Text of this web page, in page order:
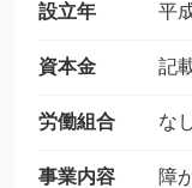
設立年 平
資本金 記
労働組合 な
事業内容
障